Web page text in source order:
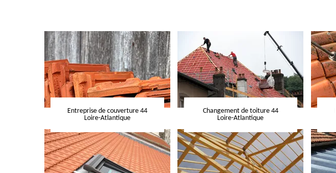
Entreprise de couverture 44
Loire-Atlantique
Changement de toiture 44
Loire-Atlantique